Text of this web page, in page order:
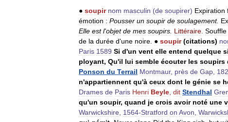
● soupir nom masculin (de soupirer) Expiration
émotion : Pousser un soupir de soulagement.
Elle est l'objet de mes soupirs Littéraire Souffle
de la durée d'une noire ● soupir(citations)
Paris 1589 Si d'un vent elle entend quelque
ployant, Qu'il lui semble écouter les soupirs
Ponson du Terrail Montmaur, près de Gap
n'appartiennent qu'à ceux dont le génie se
Drames de Paris Henri Beyle dit Stendhal
qu'un soupir, quand je crois avoir noté une
Warwickshire 1564-Stratford on Avon